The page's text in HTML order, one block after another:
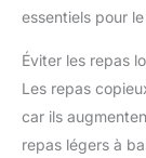
essentiels pour
Éviter les repas
Les repas
car ils
repas légers à